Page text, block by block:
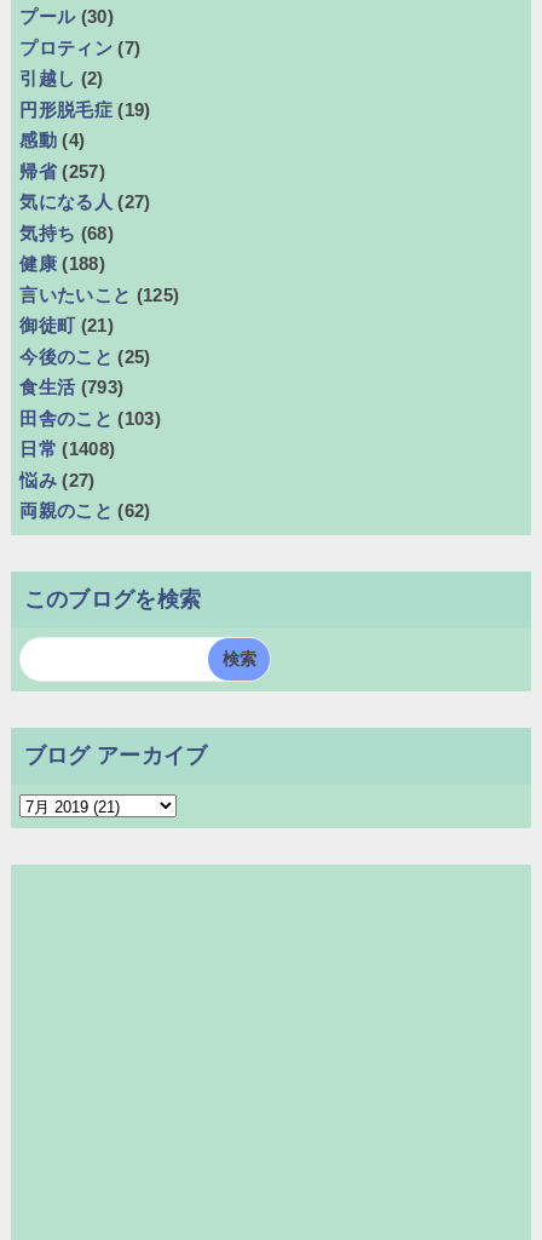
プール (30)
プロティン (7)
引越し (2)
円形脱毛症 (19)
感動 (4)
帰省 (257)
気になる人 (27)
気持ち (68)
健康 (188)
言いたいこと (125)
御徒町 (21)
今後のこと (25)
食生活 (793)
田舎のこと (103)
日常 (1408)
悩み (27)
両親のこと (62)
このブログを検索
ブログ アーカイブ